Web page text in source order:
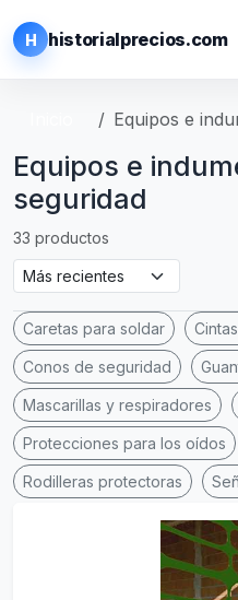
H historialprecios.com
Equipos e
Equipos e
seguridad
33 productos
Caretas para soldar
Conos de seguridad
Mascarillas y respiradores
Protecciones para los oídos
Rodilleras protectoras